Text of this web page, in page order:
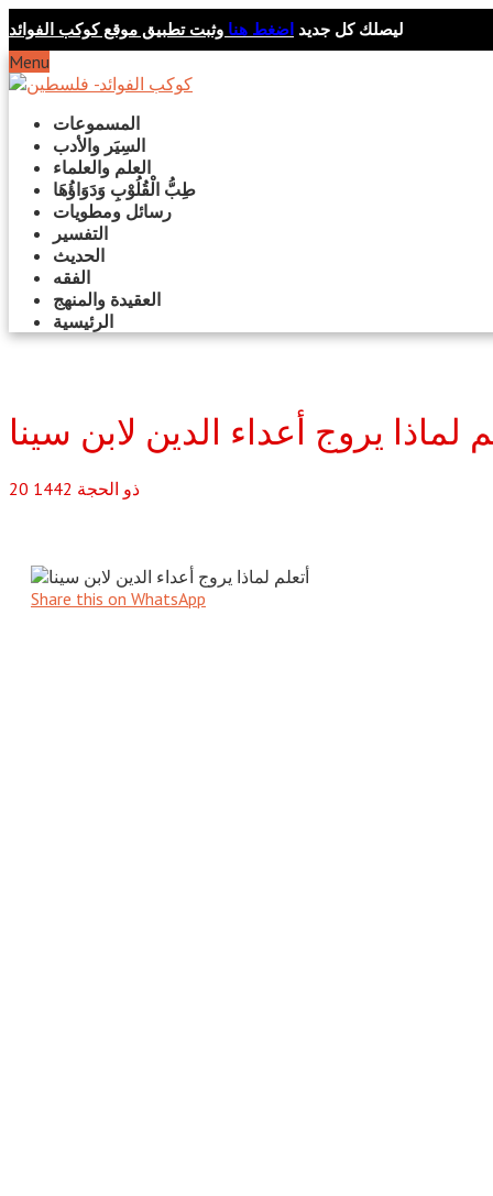
ليصلك كل جديد اضغط هنا وثبت تطبيق موقع كوكب الفوائد
Menu
المسموعات
السِيَر والأدب
العلم والعلماء
طِبُّ الْقُلُوْبِ وَدَوَاؤُهَا
رسائل ومطويات
التفسير
الحديث
الفقه
العقيدة والمنهج
الرئيسية
لماذا يروج أعداء الدين لابن سينا
20 ذو الحجة 1442
Share this on WhatsApp